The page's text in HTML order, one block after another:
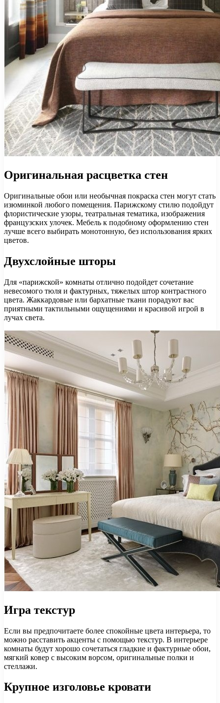
Оригинальная расцветка стен
Оригинальные обои или необычная покраска стен могут стать
изюминкой любого помещения. Парижскому стилю подойдут
флористические узоры, театральная тематика, изображения
французских улочек. Мебель к подобному оформлению стен
лучше всего выбирать монотонную, без использования ярких
цветов.
Двухслойные шторы
Для «парижской» комнаты отлично подойдет сочетание
невесомого тюля и фактурных, тяжелых штор контрастного
цвета. Жаккардовые или бархатные ткани порадуют вас
приятными тактильными ощущениями и красивой игрой в
лучах света.
Игра текстур
Если вы предпочитаете более спокойные цвета интерьера, то
можно расставить акценты с помощью текстур. В интерьере
комнаты будут хорошо сочетаться гладкие и фактурные обои,
мягкий ковер с высоким ворсом, оригинальные полки и
стеллажи.
Крупное изголовье кровати